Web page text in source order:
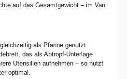
auf das Gesamtgewicht – im Van
als Pfanne genutzt
das als Abtropf-Unterlage
Utensilien aufnehmen – so nutzt
optimal.